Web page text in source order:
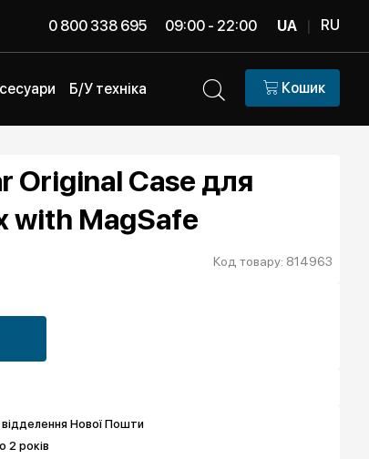
0 800 338 695 09:00 - 22:00 UA | RU
Б/У техніка Кошик
Original Case для
with MagSafe
Код товару: 814963
Нової Пошти
2 років